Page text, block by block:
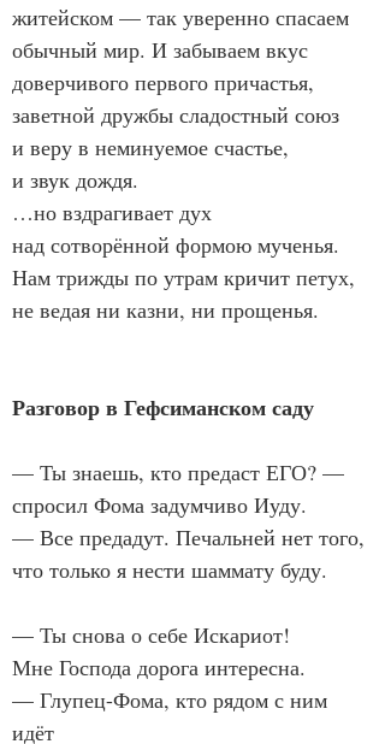
житейском — так уверенно спасаем
обычный мир. И забываем вкус
доверчивого первого причастья,
заветной дружбы сладостный союз
и веру в неминуемое счастье,
и звук дождя.
…но вздрагивает дух
над сотворённой формою мученья.
Нам трижды по утрам кричит петух,
не ведая ни казни, ни прощенья.
Разговор в Гефсиманском саду
— Ты знаешь, кто предаст ЕГО? —
спросил Фома задумчиво Иуду.
— Все предадут. Печальней нет того,
что только я нести шаммату буду.
— Ты снова о себе Искариот!
Мне Господа дорога интересна.
— Глупец-Фома, кто рядом с ним
идёт